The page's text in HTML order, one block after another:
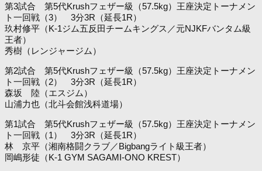
第3試合 第5代Krushフェザー級（57.5kg）王座決定トーナメン
ト一回戦（3） 3分3R（延長1R）
玖村修平（K-1ジム五反田チームキングス／元NJKFバンタム級
王者）
秀樹（レンジャージム）
第2試合 第5代Krushフェザー級（57.5kg）王座決定トーナメン
ト一回戦（2） 3分3R（延長1R）
森坂 陸（エスジム）
山浦力也（北斗会館浅科道場）
第1試合 第5代Krushフェザー級（57.5kg）王座決定トーナメン
ト一回戦（1） 3分3R（延長1R）
林 京平（湘南格闘クラブ／Bigbangライト級王者）
岡嶋形徒（K-1 GYM SAGAMI-ONO KREST）